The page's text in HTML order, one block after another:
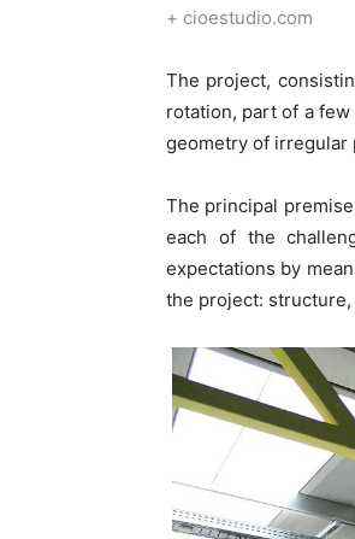
+ cioestudio.com
The project,
rotation, part of a
geometry of irregular
The principal
each of the
expectations by
the project: